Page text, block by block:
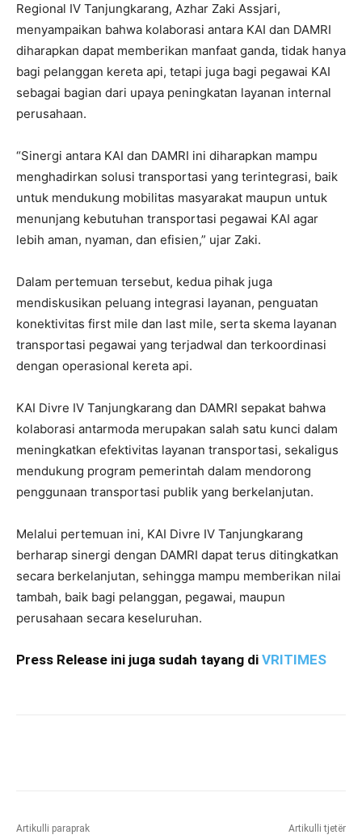
Regional IV Tanjungkarang, Azhar Zaki Assjari,
menyampaikan bahwa kolaborasi antara KAI dan DAMRI
diharapkan dapat memberikan manfaat ganda, tidak hanya
bagi pelanggan kereta api, tetapi juga bagi pegawai KAI
sebagai bagian dari upaya peningkatan layanan internal
perusahaan.
“Sinergi antara KAI dan DAMRI ini diharapkan mampu
menghadirkan solusi transportasi yang terintegrasi, baik
untuk mendukung mobilitas masyarakat maupun untuk
menunjang kebutuhan transportasi pegawai KAI agar
lebih aman, nyaman, dan efisien,” ujar Zaki.
Dalam pertemuan tersebut, kedua pihak juga
mendiskusikan peluang integrasi layanan, penguatan
konektivitas first mile dan last mile, serta skema layanan
transportasi pegawai yang terjadwal dan terkoordinasi
dengan operasional kereta api.
KAI Divre IV Tanjungkarang dan DAMRI sepakat bahwa
kolaborasi antarmoda merupakan salah satu kunci dalam
meningkatkan efektivitas layanan transportasi, sekaligus
mendukung program pemerintah dalam mendorong
penggunaan transportasi publik yang berkelanjutan.
Melalui pertemuan ini, KAI Divre IV Tanjungkarang
berharap sinergi dengan DAMRI dapat terus ditingkatkan
secara berkelanjutan, sehingga mampu memberikan nilai
tambah, baik bagi pelanggan, pegawai, maupun
perusahaan secara keseluruhan.
Press Release ini juga sudah tayang di VRITIMES
Artikulli paraprak Artikulli tjetër